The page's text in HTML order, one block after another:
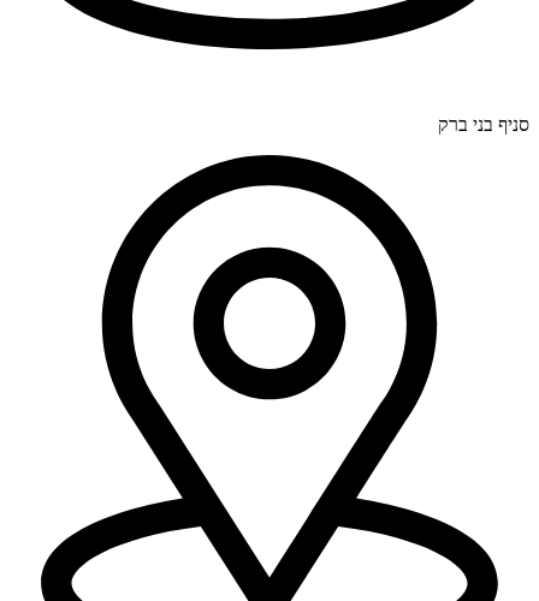
סניף בני ברק